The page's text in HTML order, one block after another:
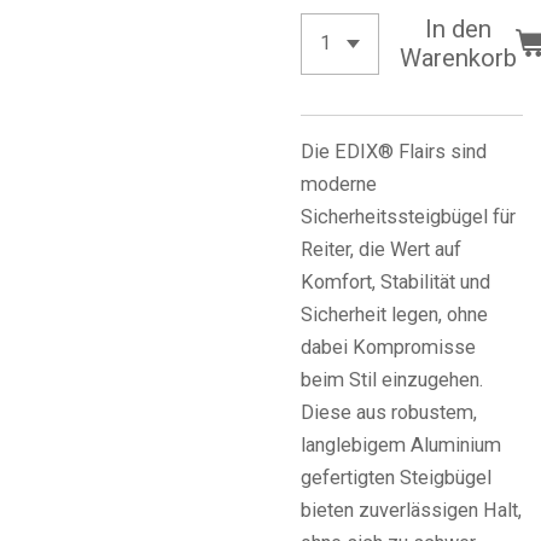
In den
Warenkorb
Die EDIX® Flairs sind
moderne
Sicherheitssteigbügel für
Reiter, die Wert auf
Komfort, Stabilität und
Sicherheit legen, ohne
dabei Kompromisse
beim Stil einzugehen.
Diese aus robustem,
langlebigem Aluminium
gefertigten Steigbügel
bieten zuverlässigen Halt,